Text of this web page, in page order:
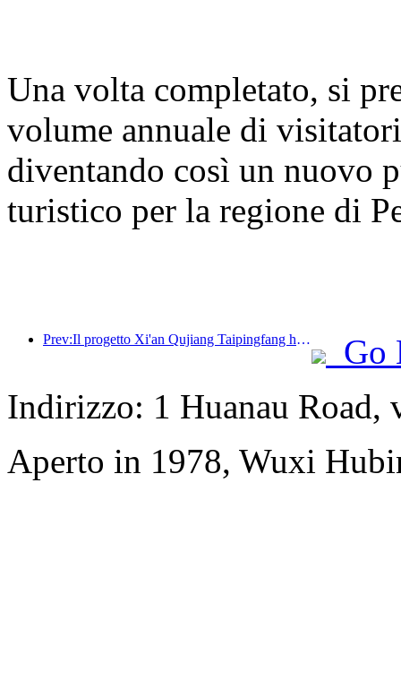
Una volta completato, si
volume annuale di
diventando così un nuovo
turistico per la regione di
Prev:Il progetto Xi'an Qujiang Taipingfang ha ufficialmente preso il via, con un'area edificabile totale di 137.000 metri quadrati.
Go
Indirizzo: 1 Huanau Road,
Aperto in 1978, Wuxi